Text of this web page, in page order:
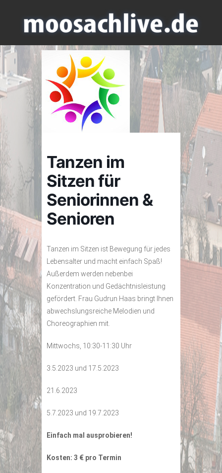
Tanzen im
Sitzen für
Seniorinnen &
Senioren
Tanzen im Sitzen ist Bewegung für jedes
Lebensalter und macht einfach Spaß!
Außerdem werden nebenbei
Konzentration und Gedächtnisleistung
gefördert. Frau Gudrun Haas bringt Ihnen
abwechslungsreiche Melodien und
Choreographien mit.
Mittwochs, 10:30-11:30 Uhr
3.5.2023 und 17.5.2023
21.6.2023
5.7.2023 und 19.7.2023
Einfach mal ausprobieren!
Kosten: 3 € pro Termin